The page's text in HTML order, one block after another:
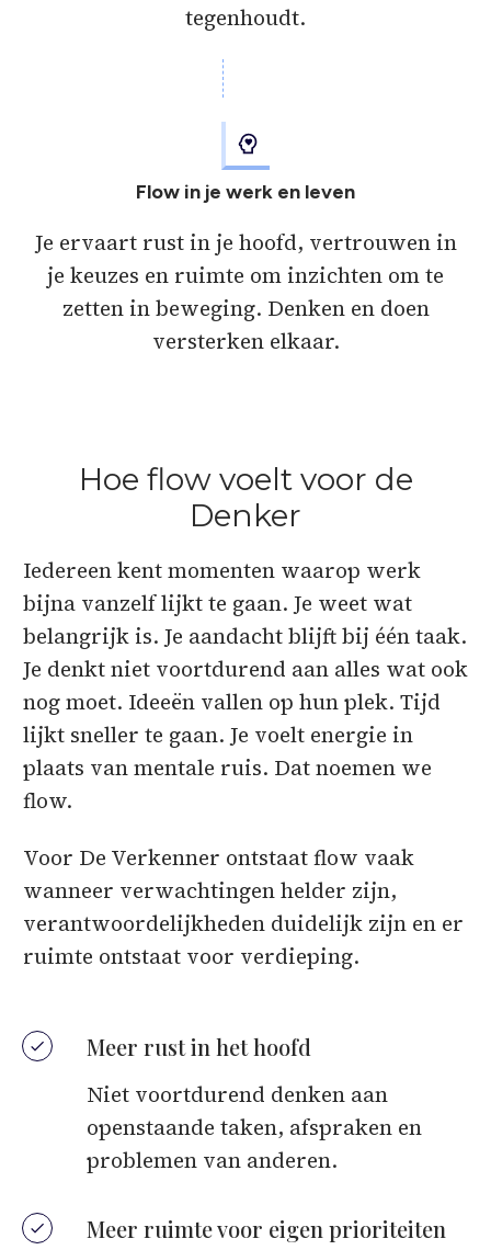
tegenhoudt.
Flow in je werk en leven
Je ervaart rust in je hoofd, vertrouwen in
je keuzes en ruimte om inzichten om te
zetten in beweging. Denken en doen
versterken elkaar.
Hoe flow voelt voor de
Denker
Iedereen kent momenten waarop werk
bijna vanzelf lijkt te gaan. Je weet wat
belangrijk is. Je aandacht blijft bij één taak.
Je denkt niet voortdurend aan alles wat ook
nog moet. Ideeën vallen op hun plek. Tijd
lijkt sneller te gaan. Je voelt energie in
plaats van mentale ruis. Dat noemen we
flow.
Voor De Verkenner ontstaat flow vaak
wanneer verwachtingen helder zijn,
verantwoordelijkheden duidelijk zijn en er
ruimte ontstaat voor verdieping.
Meer rust in het hoofd
Niet voortdurend denken aan
openstaande taken, afspraken en
problemen van anderen.
Meer ruimte voor eigen prioriteiten